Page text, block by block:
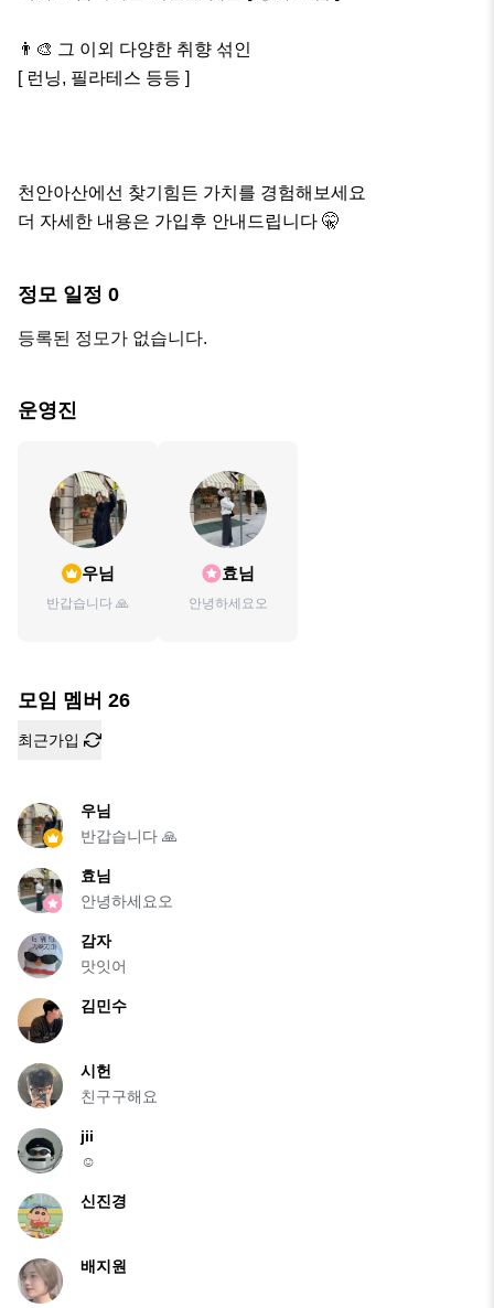
👨‍🎨 그 이외 다양한 취향 섞인
[ 런닝, 필라테스 등등 ]
천안아산에선 찾기힘든 가치를 경험해보세요
더 자세한 내용은 가입후 안내드립니다 🤫
정모 일정 0
등록된 정모가 없습니다.
운영진
우님
반갑습니다 🙏
효님
안녕하세요오
모임 멤버 26
최근가입
우님
반갑습니다 🙏
효님
안녕하세요오
감자
맛잇어
김민수
시헌
친구구해요
jii
☺️
신진경
배지원